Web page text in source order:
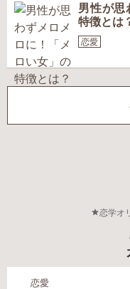
男性が思
特徴とは
恋愛
恋学オ
恋愛